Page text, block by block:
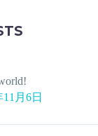
11月6日